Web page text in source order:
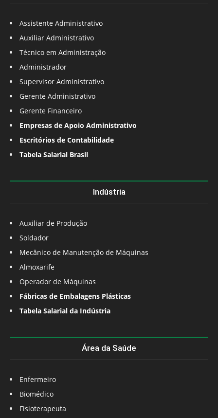
Assistente Administrativo
Auxiliar Administrativo
Técnico em Administração
Administrador
Supervisor Administrativo
Gerente Administrativo
Gerente Financeiro
Empresas de Apoio Administrativo
Escritórios de Contabilidade
Tabela Salarial Brasil
Indústria
Auxiliar de Produção
Soldador
Mecânico de Manutenção de Máquinas
Almoxarife
Operador de Máquinas
Fábricas de Embalagens Plásticas
Tabela Salarial da Indústria
Área da Saúde
Enfermeiro
Biomédico
Fisioterapeuta